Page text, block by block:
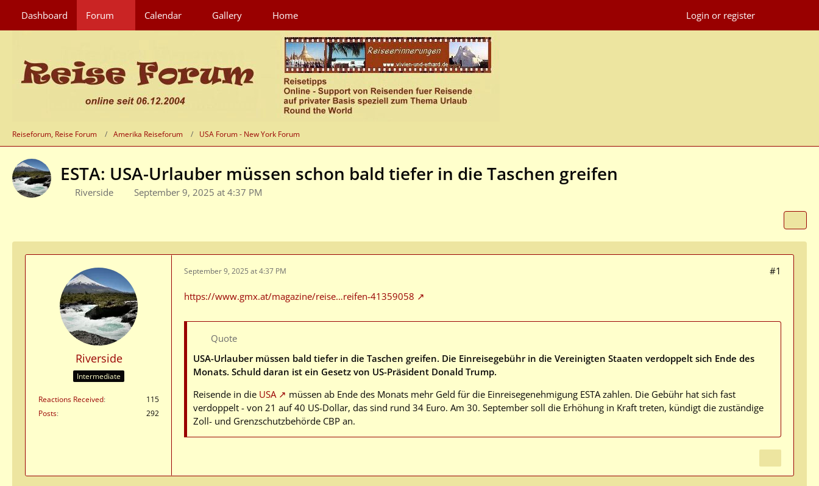
Dashboard Forum Calendar Gallery Home Login or register
Reiseforum, Reise Forum Amerika Reiseforum USA Forum - New York Forum
ESTA: USA-Urlauber müssen schon bald tiefer in die Taschen greifen
Riverside September 9, 2025 at 4:37 PM
Riverside
Intermediate
Reactions Received
115
Posts
292
September 9, 2025 at 4:37 PM #1
https://www.gmx.at/magazine/reise…reifen-41359058
Quote
USA-Urlauber müssen bald tiefer in die Taschen greifen. Die Einreisegebühr in die Vereinigten Staaten verdoppelt sich Ende des
Monats. Schuld daran ist ein Gesetz von US-Präsident Donald Trump.
Reisende in die USA
müssen ab Ende des Monats mehr Geld für die Einreisegenehmigung ESTA zahlen. Die Gebühr hat sich fast
verdoppelt - von 21 auf 40 US-Dollar, das sind rund 34 Euro. Am 30. September soll die Erhöhung in Kraft treten, kündigt die zuständige
Zoll- und Grenzschutzbehörde CBP an.